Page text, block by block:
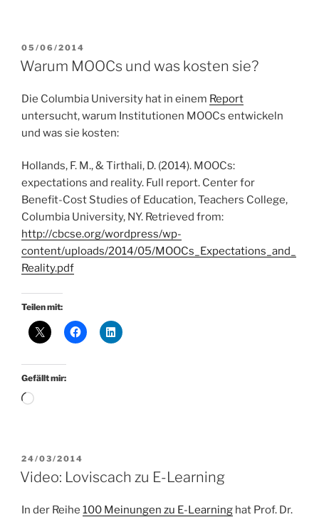
VERÖFFENTLICHT
AM
05/06/2014
Warum MOOCs und was kosten sie?
Die Columbia University hat in einem Report
untersucht, warum Institutionen MOOCs entwickeln
und was sie kosten:
Hollands, F. M., & Tirthali, D. (2014). MOOCs:
expectations and reality. Full report. Center for
Benefit-Cost Studies of Education, Teachers College,
Columbia University, NY. Retrieved from:
http://cbcse.org/wordpress/wp-
content/uploads/2014/05/MOOCs_Expectations_and_
Reality.pdf
Teilen mit:
Gefällt mir:
Wird
VERÖFFENTLICHT
AM
24/03/2014
Video: Loviscach zu E-Learning
In der Reihe 100 Meinungen zu E-Learning hat Prof. Dr.